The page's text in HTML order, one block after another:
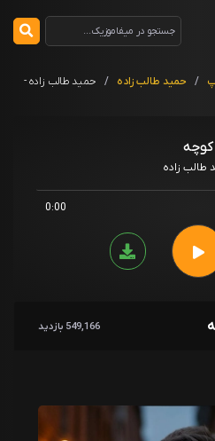
/ حمید طالب زاده /
حمید طالب زاده -
کوچه
طالب زاده
0:00
549,166 بازدید